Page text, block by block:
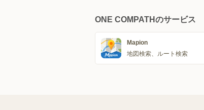
ONE COMPATHのサービス
Mapion
地図検索、ルート検索